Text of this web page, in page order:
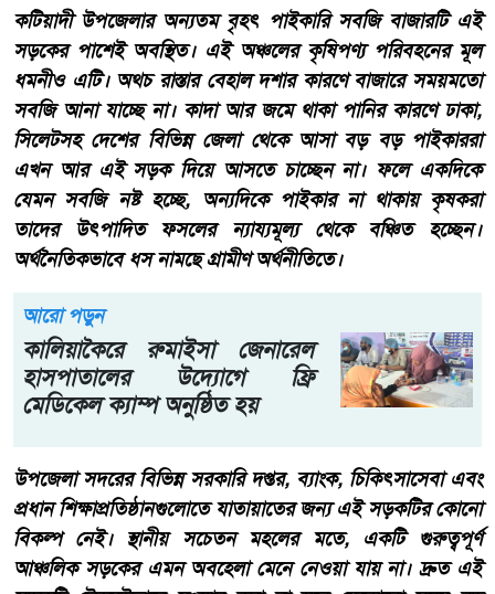
​​কটিয়াদী উপজেলার অন্যতম বৃহৎ পাইকারি সবজি বাজারটি এই
সড়কের পাশেই অবস্থিত। এই অঞ্চলের কৃষিপণ্য পরিবহনের মূল
ধমনীও এটি। অথচ রাস্তার বেহাল দশার কারণে বাজারে সময়মতো
সবজি আনা যাচ্ছে না। কাদা আর জমে থাকা পানির কারণে ঢাকা,
সিলেটসহ দেশের বিভিন্ন জেলা থেকে আসা বড় বড় পাইকাররা
এখন আর এই সড়ক দিয়ে আসতে চাচ্ছেন না। ফলে একদিকে
যেমন সবজি নষ্ট হচ্ছে, অন্যদিকে পাইকার না থাকায় কৃষকরা
তাদের উৎপাদিত ফসলের ন্যায্যমূল্য থেকে বঞ্চিত হচ্ছেন।
অর্থনৈতিকভাবে ধস নামছে গ্রামীণ অর্থনীতিতে।
আরো পড়ুন
কালিয়াকৈরে রুমাইসা জেনারেল
হাসপাতালের উদ্যোগে ফ্রি
মেডিকেল ক্যাম্প অনুষ্ঠিত হয়
​​উপজেলা সদরের বিভিন্ন সরকারি দপ্তর, ব্যাংক, চিকিৎসাসেবা এবং
প্রধান শিক্ষাপ্রতিষ্ঠানগুলোতে যাতায়াতের জন্য এই সড়কটির কোনো
বিকল্প নেই। স্থানীয় সচেতন মহলের মতে, একটি গুরুত্বপূর্ণ
আঞ্চলিক সড়কের এমন অবহেলা মেনে নেওয়া যায় না। দ্রুত এই